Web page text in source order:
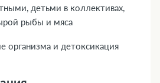
детьми в коллективах,
рыбы и мяса
организма и детоксикация